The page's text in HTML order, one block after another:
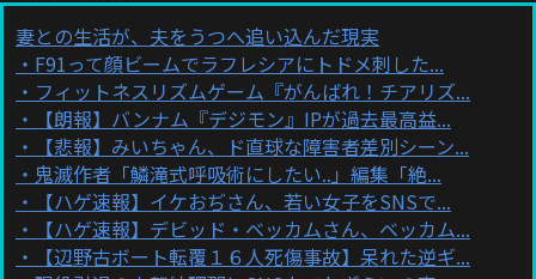
妻との生活が、夫をうつへ追い込んだ現実
F91って顔ビームでラフレシアにトドメ刺した...
フィットネスリズムゲーム『がんばれ！チアリズ...
【朗報】バンナム『デジモン』IPが過去最高益...
【悲報】みいちゃん、ド直球な障害者差別シーン...
鬼滅作者「鱗滝式呼吸術にしたい..」編集「絶...
【ハゲ速報】イケおぢさん、若い女子をSNSで...
【ハゲ速報】デビッド・ベッカムさん、ベッカム...
【辺野古ボート転覆１６人死傷事故】呆れた逆ギ...